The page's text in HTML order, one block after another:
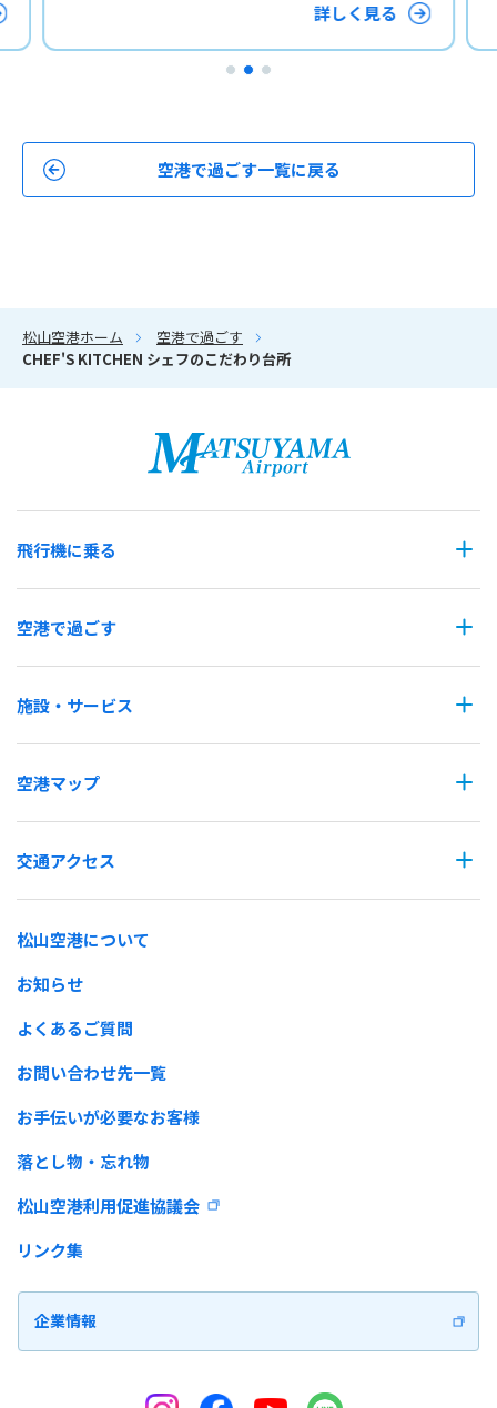
詳しく見る
空港で過ごす一覧に戻る
松山空港ホーム
空港で過ごす
CHEF'S KITCHEN シェフのこだわり台所
飛行機に乗る
空港で過ごす
施設・サービス
空港マップ
交通アクセス
松山空港について
お知らせ
よくあるご質問
お問い合わせ先一覧
お手伝いが必要なお客様
落とし物・忘れ物
松山空港利用促進協議会
リンク集
企業情報